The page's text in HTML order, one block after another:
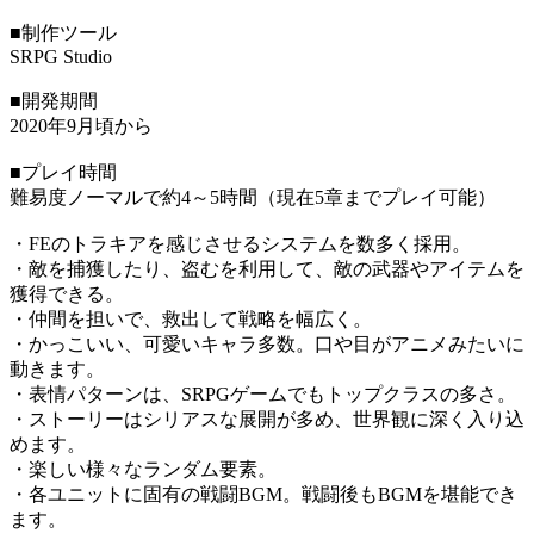
■制作ツール
SRPG Studio
■開発期間
2020年9月頃から
■プレイ時間
難易度ノーマルで約4～5時間（現在5章までプレイ可能）
・FEのトラキアを感じさせるシステムを数多く採用。
・敵を捕獲したり、盗むを利用して、敵の武器やアイテムを
獲得できる。
・仲間を担いで、救出して戦略を幅広く。
・かっこいい、可愛いキャラ多数。口や目がアニメみたいに
動きます。
・表情パターンは、SRPGゲームでもトップクラスの多さ。
・ストーリーはシリアスな展開が多め、世界観に深く入り込
めます。
・楽しい様々なランダム要素。
・各ユニットに固有の戦闘BGM。戦闘後もBGMを堪能でき
ます。